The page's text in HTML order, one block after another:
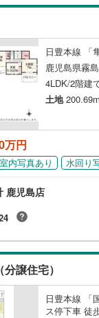
日豊本線 「
鹿児島県霧
4LDK/2階建
土地200.69m
万円
室内写真あり 水回り
鹿児島店
譲住宅）
日豊本線 「
ス停下車 徒
島根 岡山
香川 愛媛
佐賀 長崎
この条件
(0)
(0)
(0)
(0)
( 0
この条件
この条件
ング15畳以上
・品質・工法関連
震構造
（1）
発駅（0）